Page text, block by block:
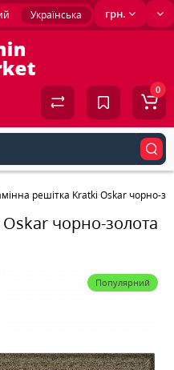
грн.
Українська
0
решітка Kratki Oskar чорно-
чорно-золота
Популярний